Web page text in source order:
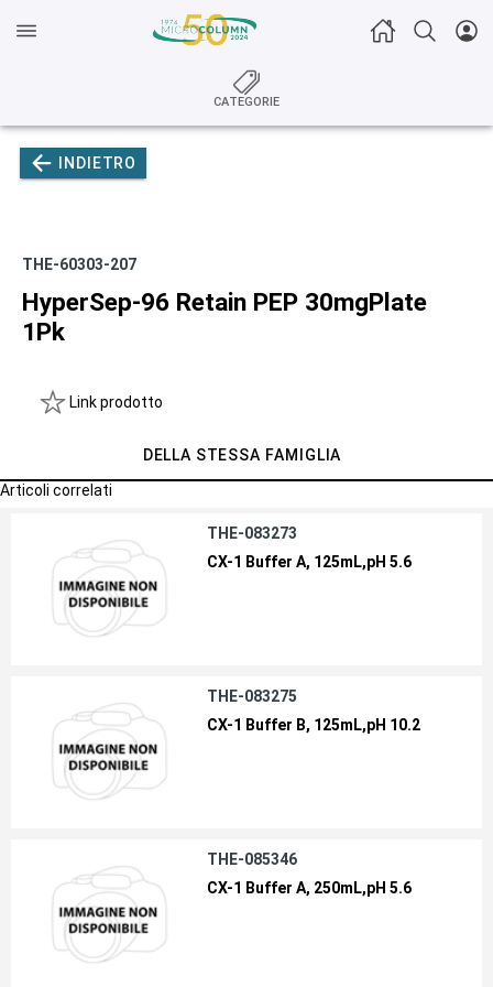
CATEGORIE
INDIETRO
THE-60303-207
HyperSep-96 Retain PEP 30mgPlate
1Pk
Link prodotto
DELLA STESSA FAMIGLIA
Articoli correlati
THE-083273
CX-1 Buffer A, 125mL,pH 5.6
THE-083275
CX-1 Buffer B, 125mL,pH 10.2
THE-085346
CX-1 Buffer A, 250mL,pH 5.6